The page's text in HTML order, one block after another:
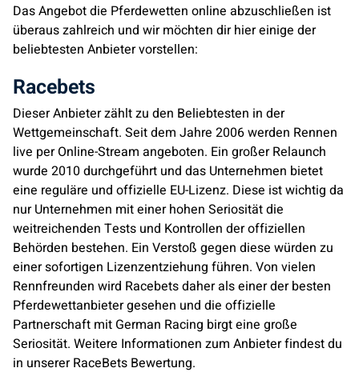
Das Angebot die Pferdewetten online abzuschließen ist
überaus zahlreich und wir möchten dir hier einige der
beliebtesten Anbieter vorstellen:
Racebets
Dieser Anbieter zählt zu den Beliebtesten in der
Wettgemeinschaft. Seit dem Jahre 2006 werden Rennen
live per Online-Stream angeboten. Ein großer Relaunch
wurde 2010 durchgeführt und das Unternehmen bietet
eine reguläre und offizielle EU-Lizenz. Diese ist wichtig da
nur Unternehmen mit einer hohen Seriosität die
weitreichenden Tests und Kontrollen der offiziellen
Behörden bestehen. Ein Verstoß gegen diese würden zu
einer sofortigen Lizenzentziehung führen. Von vielen
Rennfreunden wird Racebets daher als einer der besten
Pferdewettanbieter gesehen und die offizielle
Partnerschaft mit German Racing birgt eine große
Seriosität. Weitere Informationen zum Anbieter findest du
in unserer RaceBets Bewertung.